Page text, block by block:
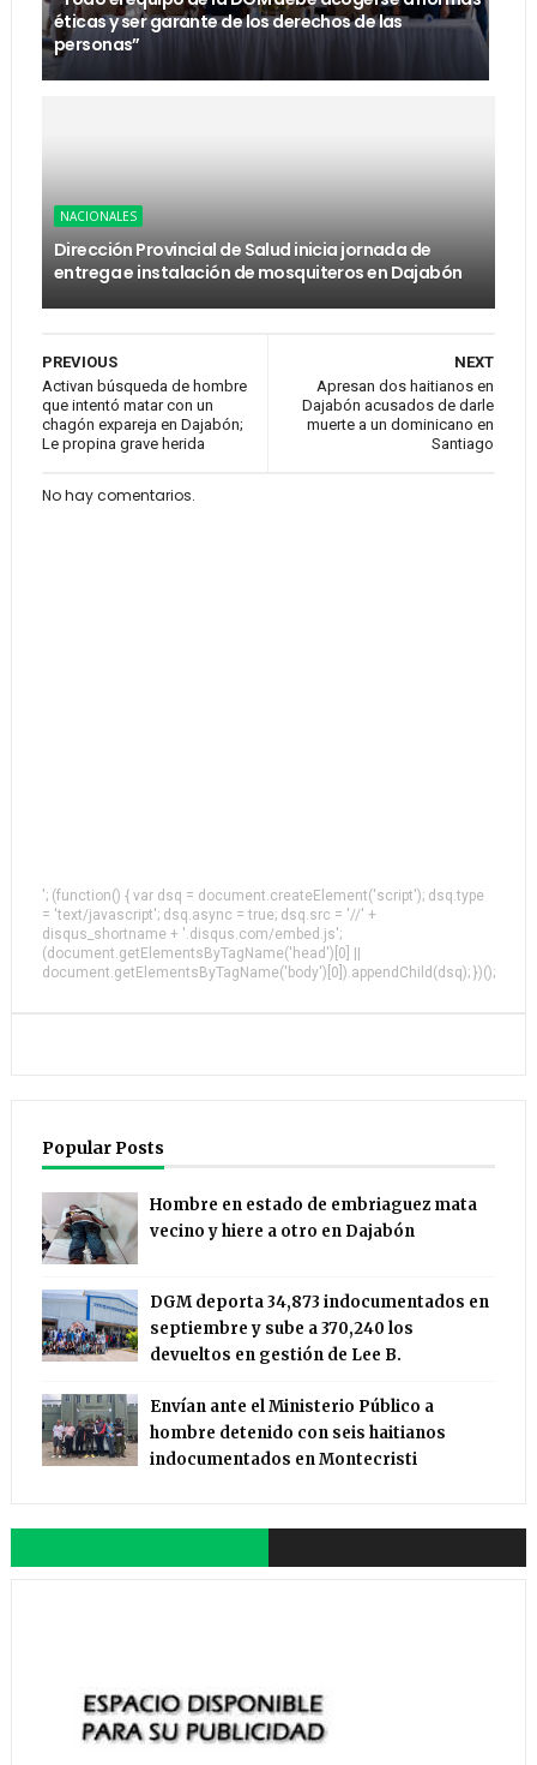
éticas y ser garante de los derechos de las
personas”
NACIONALES
Dirección Provincial de Salud inicia jornada de
entrega e instalación de mosquiteros en Dajabón
NEXT
Apresan dos haitianos en
Dajabón acusados de darle
muerte a un dominicano en
Santiago
PREVIOUS
Activan búsqueda de hombre
que intentó matar con un
chagón expareja en Dajabón;
Le propina grave herida
No hay comentarios.
'; (function() { var dsq = document.createElement('script'); dsq.type
= 'text/javascript'; dsq.async = true; dsq.src = '//' +
disqus_shortname + '.disqus.com/embed.js';
(document.getElementsByTagName('head')[0] ||
document.getElementsByTagName('body')[0]).appendChild(dsq); })();
Popular Posts
Hombre en estado de embriaguez mata
vecino y hiere a otro en Dajabón
DGM deporta 34,873 indocumentados en
septiembre y sube a 370,240 los
devueltos en gestión de Lee B.
Envían ante el Ministerio Público a
hombre detenido con seis haitianos
indocumentados en Montecristi